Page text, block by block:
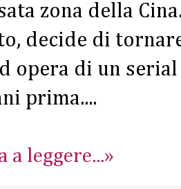
zona della
decide di
opera di un
prima....
a leggere...»